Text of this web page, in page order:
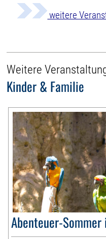
weitere
Weitere
Kinder & Familie
Abenteuer-